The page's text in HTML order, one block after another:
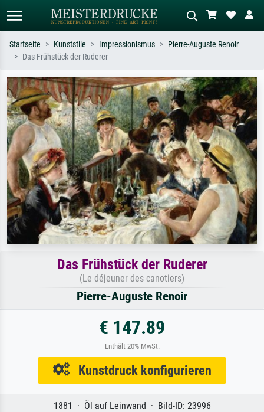
Suchen Sie nach Künstlern, Werktiteln
oder Stilen – z.B. Monet,
Sternennacht, Impressionismus, Welle
Hokusai, Akt.
Beschreiben Sie die Szene – z.B. Grüne
Wiese, Abstrakt mit viel Rot, Dunkles
Ölgemälde, Stehender Akt neben einem
Baum.
Startseite Kunststile Impressionismus
Pierre-Auguste Renoir
Das Frühstück der Ruderer
Das Frühstück der Ruderer
(Le déjeuner des canotiers)
Pierre-Auguste Renoir
€ 147.89
Enthält 20% MwSt.
Kunstdruck konfigurieren
1881 · Öl auf Leinwand · Bild-ID: 23996